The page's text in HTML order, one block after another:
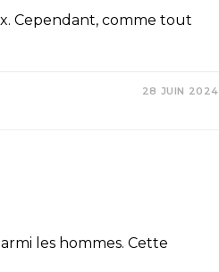
Cependant, comme tout
28 JUIN 2024
les hommes. Cette